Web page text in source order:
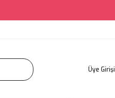
Üye Girişi